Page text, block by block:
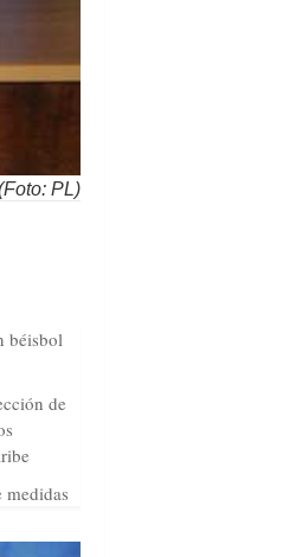
PL)
béisbol
de